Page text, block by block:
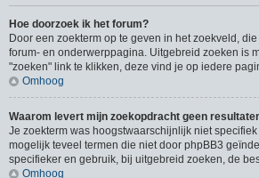
Hoe doorzoek ik het forum?
Door een zoekterm op te geven in het zoekveld,
forum- en onderwerppagina. Uitgebreid zoeken is
"zoeken" link te klikken, deze vind je op iedere
Omhoog
Waarom levert mijn zoekopdracht geen
Je zoekterm was hoogstwaarschijnlijk niet
mogelijk teveel termen die niet door phpBB3
specifieker en gebruik, bij uitgebreid zoeken, de
Omhoog